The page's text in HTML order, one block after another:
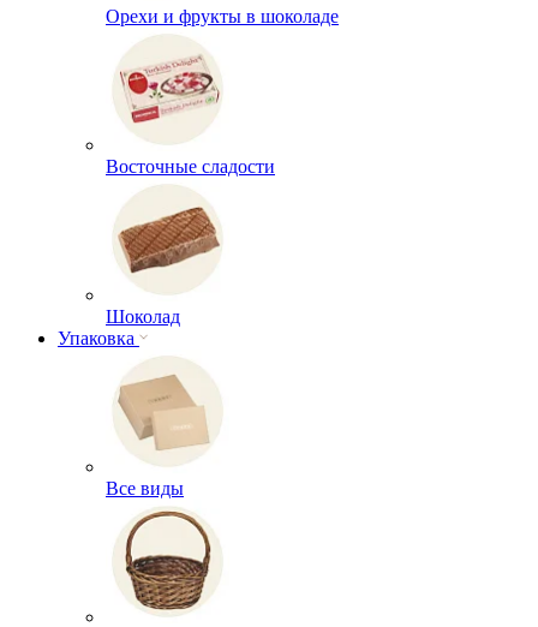
Орехи и фрукты в шоколаде
Восточные сладости
Шоколад
Упаковка
Все виды